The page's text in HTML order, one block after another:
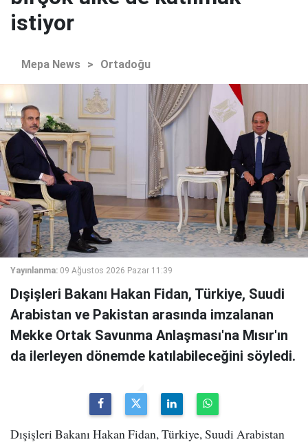
istiyor
Mepa News > Ortadoğu
Yayınlanma: 09 Ağustos 2026 Pazar 11:39
Dışişleri Bakanı Hakan Fidan, Türkiye, Suudi
Arabistan ve Pakistan arasında imzalanan
Mekke Ortak Savunma Anlaşması'na Mısır'ın
da ilerleyen dönemde katılabileceğini söyledi.
Dışişleri Bakanı Hakan Fidan, Türkiye, Suudi Arabistan